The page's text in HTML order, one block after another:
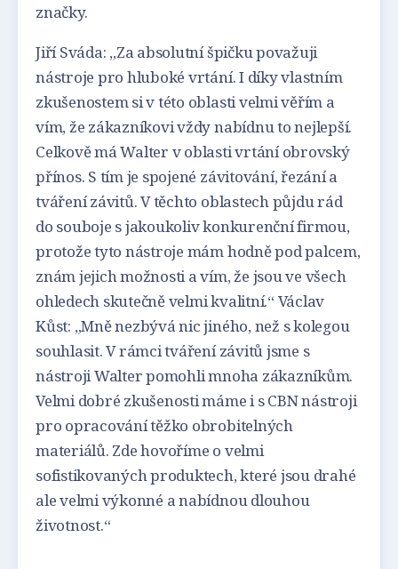
značky.
Jiří Sváda: „Za absolutní špičku považuji
nástroje pro hluboké vrtání. I díky vlastním
zkušenostem si v této oblasti velmi věřím a
vím, že zákazníkovi vždy nabídnu to nejlepší.
Celkově má Walter v oblasti vrtání obrovský
přínos. S tím je spojené závitování, řezání a
tváření závitů. V těchto oblastech půjdu rád
do souboje s jakoukoliv konkurenční firmou,
protože tyto nástroje mám hodně pod palcem,
znám jejich možnosti a vím, že jsou ve všech
ohledech skutečně velmi kvalitní.“ Václav
Kůst: „Mně nezbývá nic jiného, než s kolegou
souhlasit. V rámci tváření závitů jsme s
nástroji Walter pomohli mnoha zákazníkům.
Velmi dobré zkušenosti máme i s CBN nástroji
pro opracování těžko obrobitelných
materiálů. Zde hovoříme o velmi
sofistikovaných produktech, které jsou drahé
ale velmi výkonné a nabídnou dlouhou
životnost.“